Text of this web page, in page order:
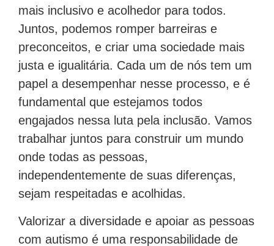
mais inclusivo e acolhedor para todos.
Juntos, podemos romper barreiras e
preconceitos, e criar uma sociedade mais
justa e igualitária. Cada um de nós tem um
papel a desempenhar nesse processo, e é
fundamental que estejamos todos
engajados nessa luta pela inclusão. Vamos
trabalhar juntos para construir um mundo
onde todas as pessoas,
independentemente de suas diferenças,
sejam respeitadas e acolhidas.
Valorizar a diversidade e apoiar as pessoas
com autismo é uma responsabilidade de